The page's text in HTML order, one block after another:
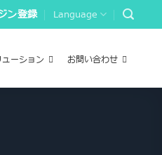
ン登録 Language
ーション お問い合わせ